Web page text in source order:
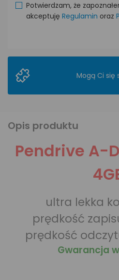
Potwierdzam, że
akceptuję Regulamin oraz
Mogą Ci się
Opis produktu
Pendrive A-
ultra lekka
prędkość
prędkość
Gwarancja